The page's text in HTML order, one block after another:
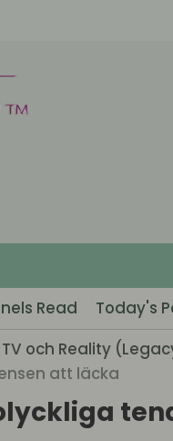
Read
Today's
TV och Reality
att läcka